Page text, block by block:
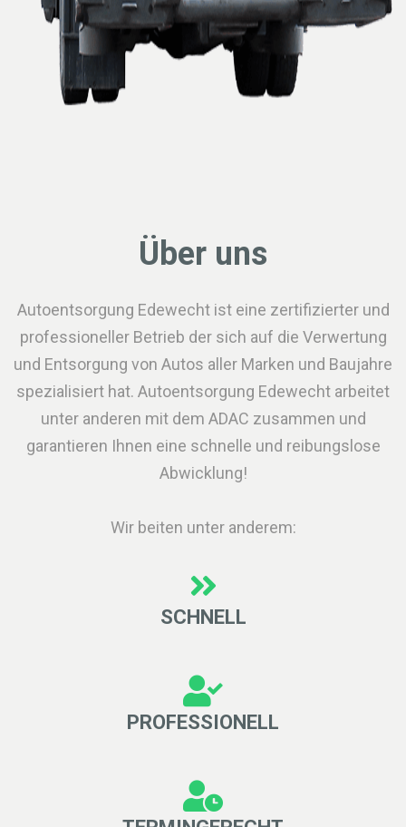
Über uns
Autoentsorgung Edewecht ist eine zertifizierter und
professioneller Betrieb der sich auf die Verwertung
und Entsorgung von Autos aller Marken und Baujahre
spezialisiert hat. Autoentsorgung Edewecht arbeitet
unter anderen mit dem ADAC zusammen und
garantieren Ihnen eine schnelle und reibungslose
Abwicklung!
Wir beiten unter anderem:
SCHNELL
PROFESSIONELL